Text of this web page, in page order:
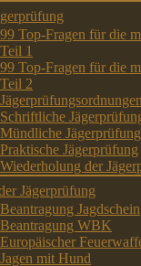
99 Top-Fragen für die
Teil 1
99 Top-Fragen für die
Teil 2
Jägerprüfungsordnungen
Schriftliche
Mündliche Jägerprüfung
Praktische Jägerprüfung
Wiederholung der
Jägerprüfung
Beantragung Jagdschein
Beantragung WBK
Europäischer
Jagen mit Hund